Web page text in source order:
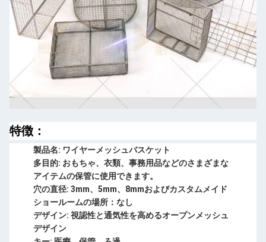
特徴：
製品名: ワイヤーメッシュバスケット
多目的: おもちゃ、衣類、事務用品などのさまざまな
アイテムの保管に使用できます。
穴の直径: 3mm、5mm、8mmおよびカスタムメイド
ショールームの場所：なし
デザイン: 視認性と通気性を高めるオープンメッシュ
デザイン